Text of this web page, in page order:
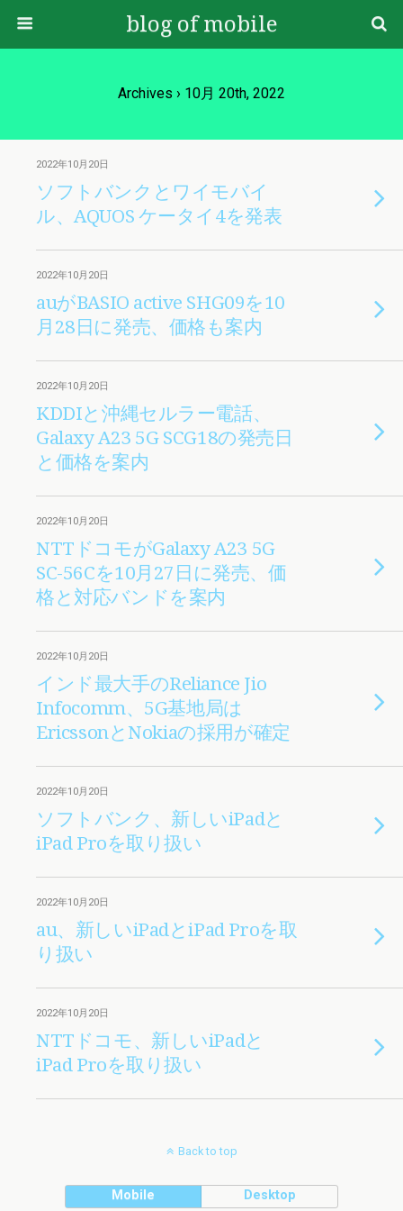
blog of mobile
Archives › 10月 20th, 2022
2022年10月20日
ソフトバンクとワイモバイ
ル、AQUOS ケータイ4を発表
2022年10月20日
auがBASIO active SHG09を10
月28日に発売、価格も案内
2022年10月20日
KDDIと沖縄セルラー電話、
Galaxy A23 5G SCG18の発売日
と価格を案内
2022年10月20日
NTTドコモがGalaxy A23 5G
SC-56Cを10月27日に発売、価
格と対応バンドを案内
2022年10月20日
インド最大手のReliance Jio
Infocomm、5G基地局は
EricssonとNokiaの採用が確定
2022年10月20日
ソフトバンク、新しいiPadと
iPad Proを取り扱い
2022年10月20日
au、新しいiPadとiPad Proを取
り扱い
2022年10月20日
NTTドコモ、新しいiPadと
iPad Proを取り扱い
Back to top
Mobile Desktop